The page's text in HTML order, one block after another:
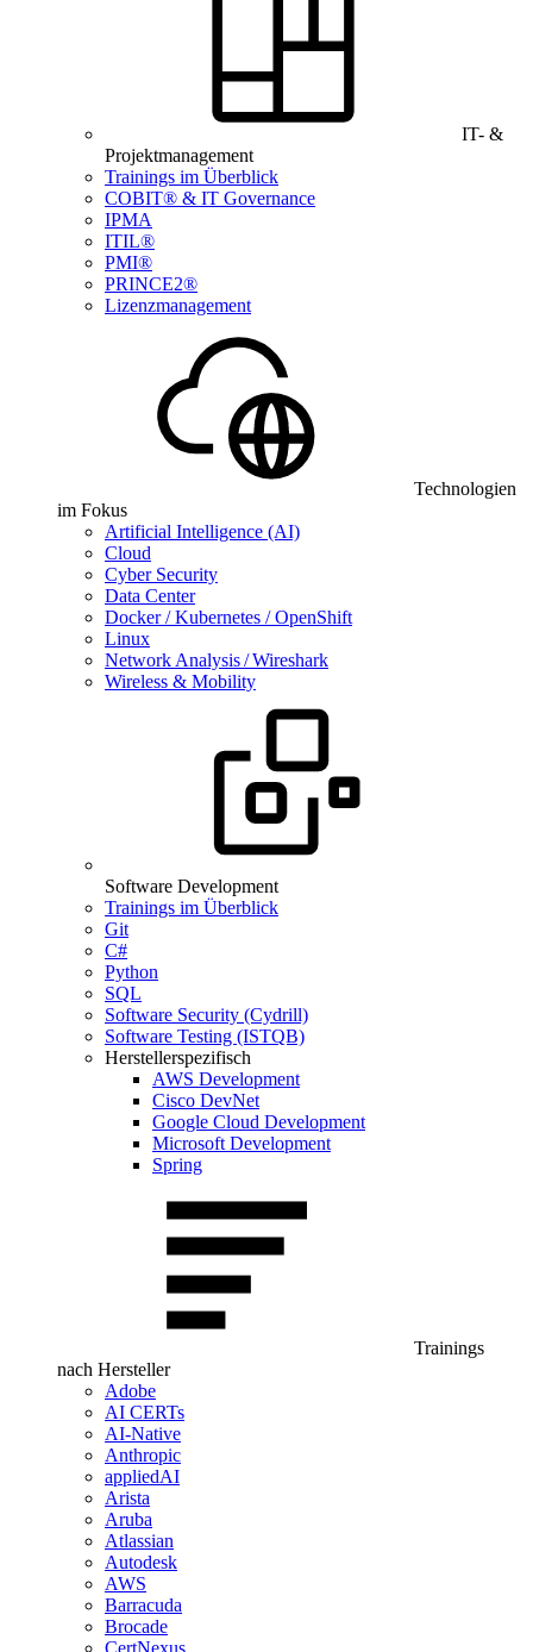
IT- &
Projektmanagement
Trainings im Überblick
COBIT® & IT Governance
IPMA
ITIL®
PMI®
PRINCE2®
Lizenzmanagement
Technologien
im Fokus
Artificial Intelligence (AI)
Cloud
Cyber Security
Data Center
Docker / Kubernetes / OpenShift
Linux
Network Analysis / Wireshark
Wireless & Mobility
Software Development
Trainings im Überblick
Git
C#
Python
SQL
Software Security (Cydrill)
Software Testing (ISTQB)
Herstellerspezifisch
AWS Development
Cisco DevNet
Google Cloud Development
Microsoft Development
Spring
Trainings
nach Hersteller
Adobe
AI CERTs
AI-Native
Anthropic
appliedAI
Arista
Aruba
Atlassian
Autodesk
AWS
Barracuda
Brocade
CertNexus